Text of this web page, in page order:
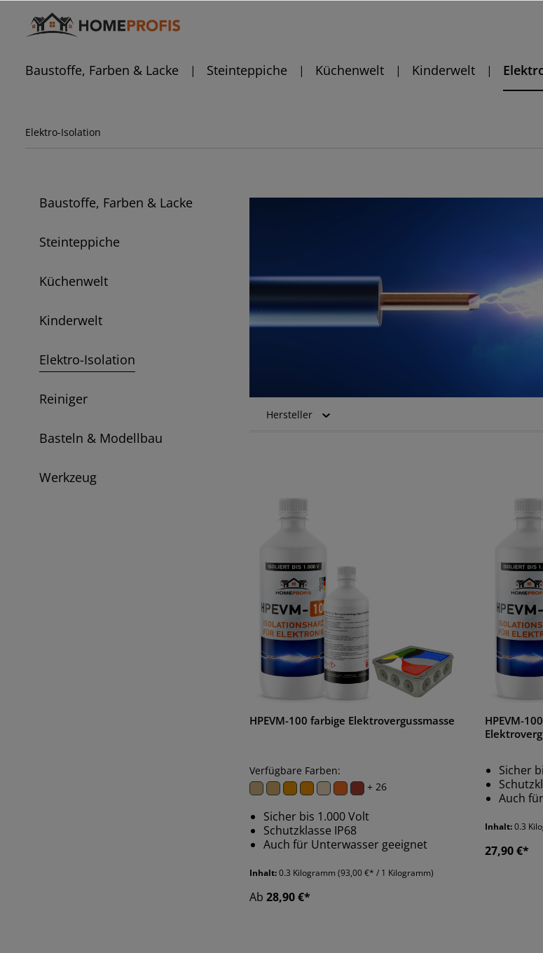
Baustoffe, Farben & Lacke Steinteppiche Küchenwelt Kinderwelt
Elektro-Isolation
Baustoffe, Farben & Lacke
Steinteppiche
Küchenwelt
Kinderwelt
Elektro-Isolation
Reiniger
Basteln & Modellbau
Werkzeug
Hersteller
HPEVM-100 farbige Elektrovergussmasse
Verfügbare Farben:
+ 26
Sicher bis 1.000 Volt
Schutzklasse IP68
Auch für Unterwasser geeignet
Inhalt:0.3 Kilogramm (93,00 €* / 1 Kilogramm)
Ab 28,90 €*
HPEVM-
Sicher
Auch
Inhalt:0.3
27,90 €*